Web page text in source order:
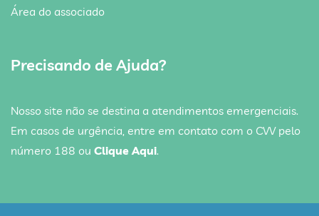
Área do associado
Precisando de Ajuda?
Nosso site não se destina a atendimentos emergenciais.
Em casos de urgência, entre em contato com o CVV pelo
número 188 ou Clique Aqui.